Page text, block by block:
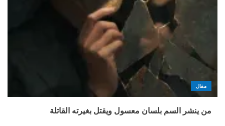
مقال
من ينشر السم بلسان معسول ويقتل بغيرته القاتلة